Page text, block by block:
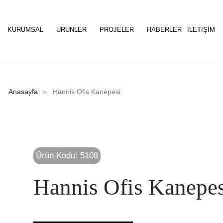
KURUMSAL ÜRÜNLER PROJELER HABERLER İLETIŞIM
Anasayfa > Hannis Ofis Kanepesi
Ürün Kodu: 5108
Hannis Ofis